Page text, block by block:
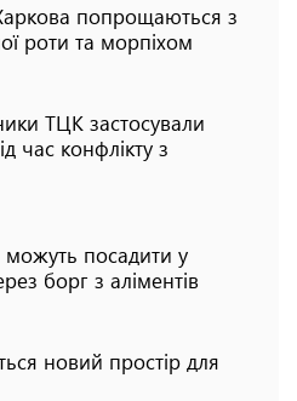
попрощаються з
роти та морпіхом
ТЦК застосували
час конфлікту з
посадити у
борг з аліментів
новий простір для